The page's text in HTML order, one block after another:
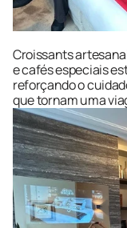
Croissants
e cafés especiais
reforçando o
que tornam uma